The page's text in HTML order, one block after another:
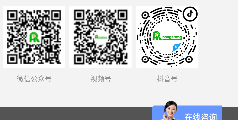
微信公众号 视频号 抖音号